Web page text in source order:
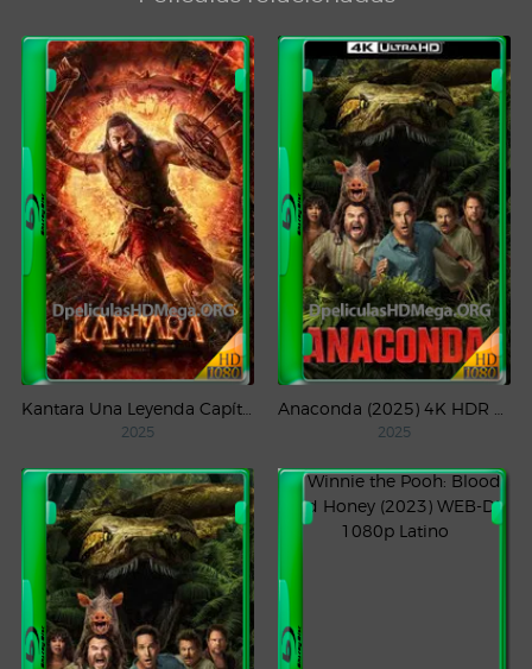
2025 2025